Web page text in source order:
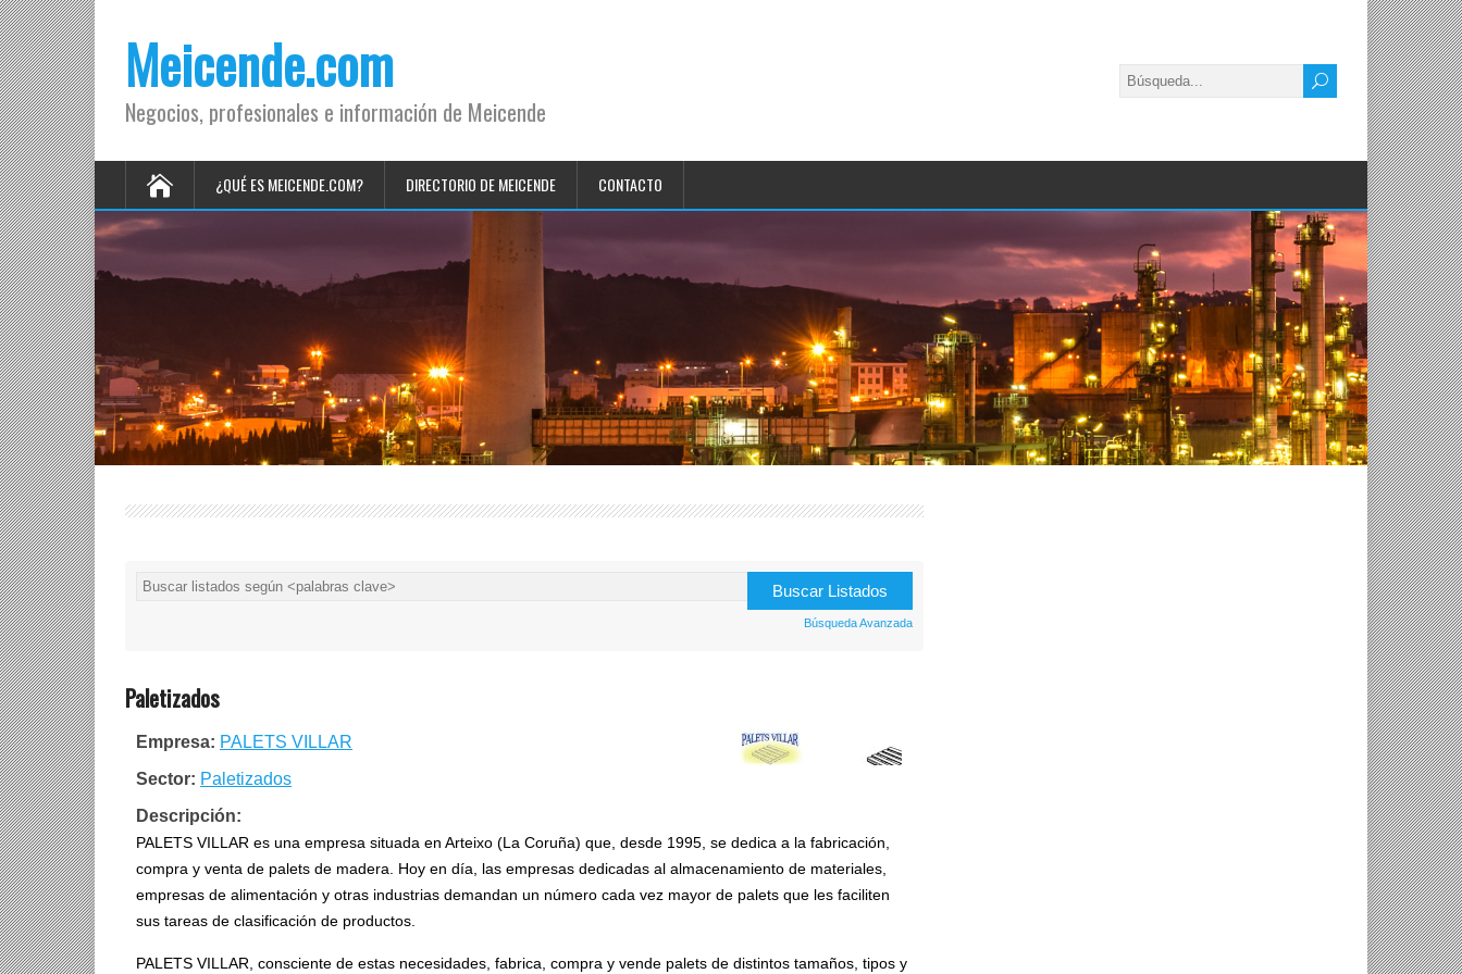
Meicende.com
Negocios, profesionales e información de Meicende
¿QUÉ ES MEICENDE.COM? DIRECTORIO DE MEICENDE CONTACTO
Búsqueda Avanzada
Paletizados
Empresa: PALETS VILLAR
Sector: Paletizados
Descripción:
PALETS VILLAR es una empresa situada en Arteixo (La Coruña) que, desde 1995, se dedica a la fabricación,
compra y venta de palets de madera. Hoy en día, las empresas dedicadas al almacenamiento de materiales,
empresas de alimentación y otras industrias demandan un número cada vez mayor de palets que les faciliten
sus tareas de clasificación de productos.
PALETS VILLAR, consciente de estas necesidades, fabrica, compra y vende palets de distintos tamaños, tipos y